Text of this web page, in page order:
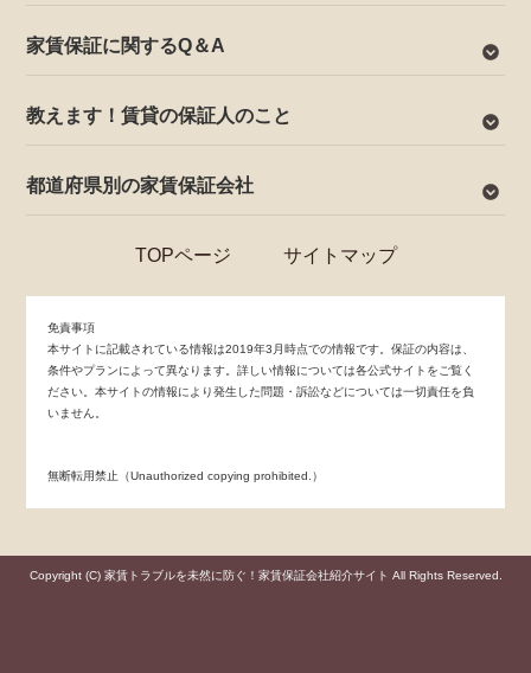
家賃保証に関するQ＆A
教えます！賃貸の保証人のこと
都道府県別の家賃保証会社
TOPページ サイトマップ
免責事項
本サイトに記載されている情報は2019年3月時点での情報です。保証の内容は、
条件やプランによって異なります。詳しい情報については各公式サイトをご覧く
ださい。本サイトの情報により発生した問題・訴訟などについては一切責任を負
いません。
無断転用禁止（Unauthorized copying prohibited.）
Copyright (C) 家賃トラブルを未然に防ぐ！家賃保証会社紹介サイト All Rights Reserved.